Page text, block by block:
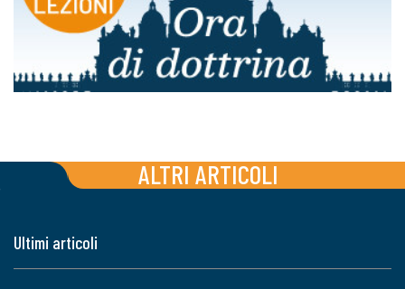
ALTRI ARTICOLI
Ultimi articoli